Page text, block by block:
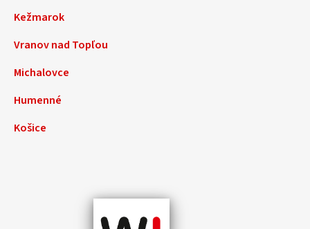
Kežmarok
Vranov nad Topľou
Michalovce
Humenné
Košice